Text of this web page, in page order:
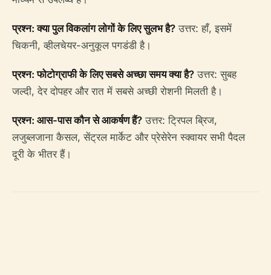
प्रश्न: क्या पुल विकलांग लोगों के लिए सुलभ है? उत्तर: हाँ, इसमें
चिकनी, व्हीलचेयर-अनुकूल पगडंडी है।
प्रश्न: फोटोग्राफी के लिए सबसे अच्छा समय क्या है? उत्तर: सुबह
जल्दी, देर दोपहर और रात में सबसे अच्छी रोशनी मिलती है।
प्रश्न: आस-पास कौन से आकर्षण हैं? उत्तर: ट्रिपल ब्रिज,
लजुब्लजाना कैसल, सेंट्रल मार्केट और प्रेसेरेन स्क्वायर सभी पैदल
दूरी के भीतर हैं।